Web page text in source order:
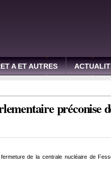
A ET AUTRES
préconise
de la centrale nucléaire de